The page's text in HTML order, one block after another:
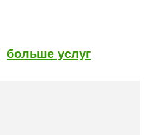
больше услуг